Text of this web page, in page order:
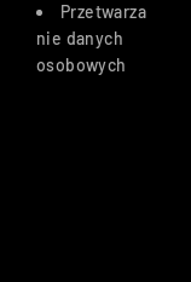
Przetwarza
nie danych
osobowych